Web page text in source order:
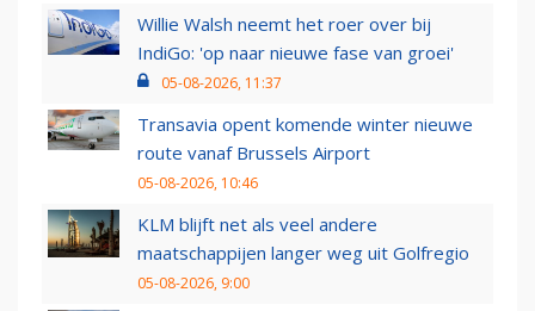
Willie Walsh neemt het roer over bij
IndiGo: 'op naar nieuwe fase van groei'
05-08-2026, 11:37
Transavia opent komende winter nieuwe
route vanaf Brussels Airport
05-08-2026, 10:46
KLM blijft net als veel andere
maatschappijen langer weg uit Golfregio
05-08-2026, 9:00